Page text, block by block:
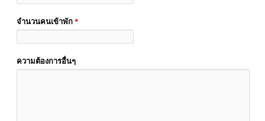
จำนวนคนเข้าพัก *
ความต้องการอื่นๆ